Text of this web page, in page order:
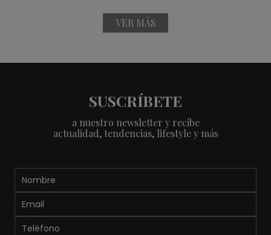
VER MÁS
SUSCRÍBETE
a nuestro newsletter y recibe
actualidad, tendencias, lifestyle y más